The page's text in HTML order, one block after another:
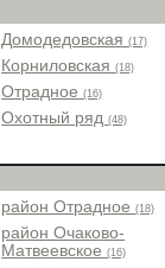
Домодедовская(17)
Корниловская(18)
Отрадное(16)
Охотный ряд(48)
район Отрадное(18)
район Очаково-
Матвеевское(16)